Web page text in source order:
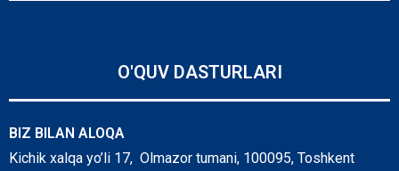
O'QUV DASTURLARI
BIZ BILAN ALOQA
Kichik xalqa yo’li 17, Olmazor tumani, 100095, Toshkent